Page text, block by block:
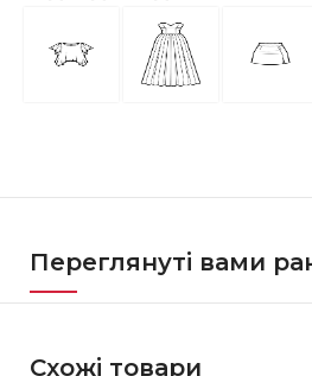
Переглянуті вами
Схожі товари